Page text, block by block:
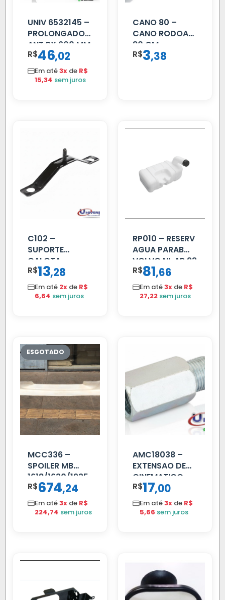
UNIV 6532145 –
PROLONGADOR
ANT PX 600 MM
FIBRA PRETA
R$46,02
Em até3x de R$
15,34 sem juros
CANO 80 –
CANO RODOAR
80 CM
R$3,38
C102 –
SUPORTE
CALOTA
DIANTEIRA
RODA 10 FUROS
R$13,28
Em até 2x de R$
6,64 sem juros
RP010 – RESERV
AGUA PARAB
VOLVO NL AP 93
R$81,66
Em até3x de R$
27,22 sem juros
MCC336 –
SPOILER MB
1618/1630/1935
04 FAR
C/BIGOD
R$674,24
Em até3x de R$
224,74 sem juros
AMC18038 –
EXTENSAO DE
CINEMATICO
40MM
R$17,00
Em até3x de R$
5,66 sem juros